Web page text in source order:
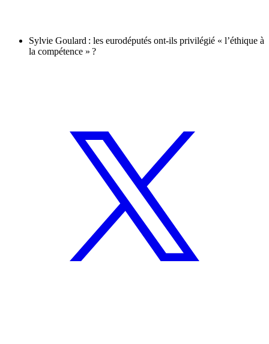
Sylvie Goulard : les eurodéputés ont-ils privilégié « l’éthique à
la compétence » ?